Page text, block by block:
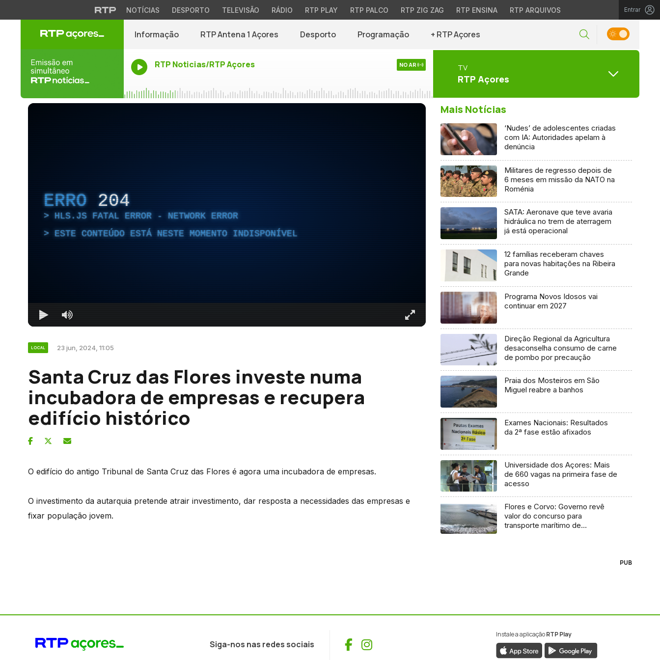
NOTÍCIAS DESPORTO TELEVISÃO RÁDIO RTP PLAY RTP PALCO RTP ZIG ZAG RTP ENSINA RTP ARQUIVOS Entrar
Informação RTP Antena 1 Açores Desporto Programação + RTP Açores
RTP Noticias/RTP Açores NO AR TV
RTP Açores
ERRO 204
HLS.JS FATAL ERROR - NETWORK ERROR
ESTE CONTEÚDO ESTÁ NESTE MOMENTO INDISPONÍVEL
LOCAL 23 jun, 2024, 11:05
Santa Cruz das Flores investe numa
incubadora de empresas e recupera
edifício histórico
O edifício do antigo Tribunal de Santa Cruz das Flores é agora uma incubadora de empresas.
O investimento da autarquia pretende atrair investimento, dar resposta a necessidades das empresas e
fixar população jovem.
Mais Notícias
‘Nudes’ de adolescentes criadas
com IA: Autoridades apelam à
denúncia
Militares de regresso depois de
6 meses em missão da NATO na
Roménia
SATA: Aeronave que teve avaria
hidráulica no trem de aterragem
já está operacional
12 famílias receberam chaves
para novas habitações na Ribeira
Grande
Programa Novos Idosos vai
continuar em 2027
Direção Regional da Agricultura
desaconselha consumo de carne
de pombo por precaução
Praia dos Mosteiros em São
Miguel reabre a banhos
Exames Nacionais: Resultados
da 2ª fase estão afixados
Universidade dos Açores: Mais
de 660 vagas na primeira fase de
acesso
Flores e Corvo: Governo revê
valor do concurso para
transporte marítimo de
PUB
Siga-nos nas redes sociais Facebook
Instagram
Instale a aplicaçãoRTP Play